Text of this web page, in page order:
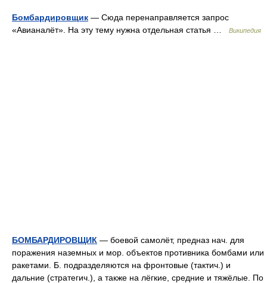
Бомбардировщик — Сюда перенаправляется запрос
«Авианалёт». На эту тему нужна отдельная статья …
Википедия
БОМБАРДИРОВЩИК — боевой самолёт, предназ нач. для
поражения наземных и мор. объектов противника бомбами или
ракетами. Б. подразделяются на фронтовые (тактич.) и
дальние (стратегич.), а также на лёгкие, средние и тяжёлые. По